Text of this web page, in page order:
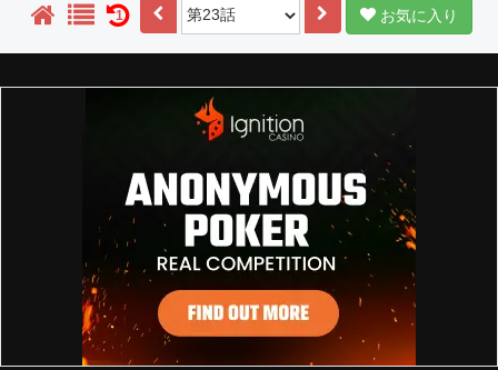
1 お気に入り